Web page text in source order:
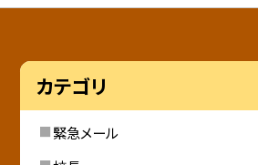
カテゴリ
緊急メール